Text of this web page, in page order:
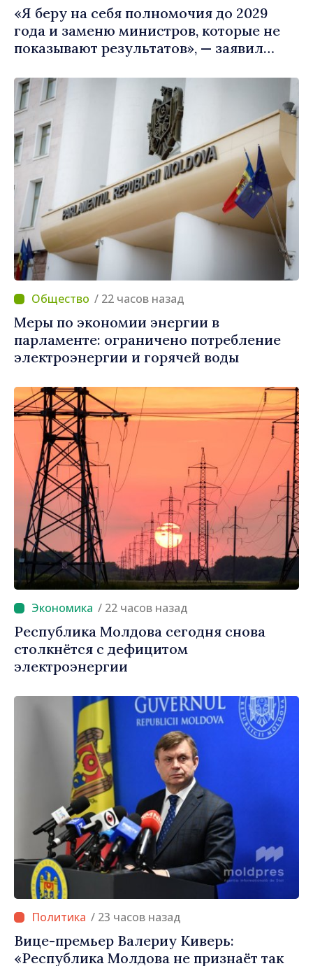
«Я беру на себя полномочия до 2029
года и заменю министров, которые не
показывают результатов», — заявил
/ 22 часов назад
Меры по экономии энергии в
парламенте: ограничено потребление
электроэнергии и горячей воды
/ 22 часов назад
Республика Молдова сегодня снова
столкнётся с дефицитом
электроэнергии
/ 23 часов назад
Вице-премьер Валериу Киверь:
«Республика Молдова не признаёт так